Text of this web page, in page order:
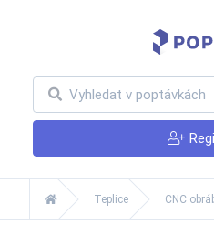
Teplice CNC